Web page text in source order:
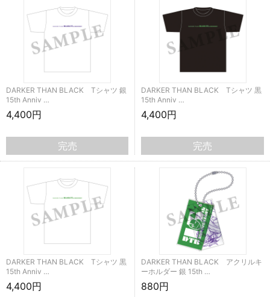
DARKER THAN BLACK Tシャツ 銀
15th Anniv …
4,400円
完売
DARKER THAN BLACK Tシャツ 黒
15th Anniv …
4,400円
完売
DARKER THAN BLACK Tシャツ 黒
15th Anniv …
4,400円
DARKER THAN BLACK アクリルキ
ーホルダー 銀 15th …
880円